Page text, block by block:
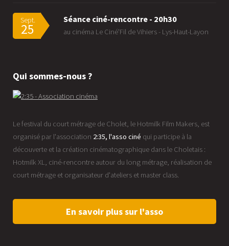
Sept.
25
Séance ciné-rencontre - 20h30
au cinéma Le Ciné'Fil de Vihiers - Lys-Haut-Layon
Qui sommes-nous ?
Le festival du court métrage de Cholet, le Hotmilk Film Makers, est
organisé par l'association 2:35, l'asso ciné qui participe à la
découverte et la création cinématographique dans le Choletais :
Hotmilk XL, ciné-rencontre autour du long métrage, réalisation de
court métrage et organisateur d'ateliers et master class.
En savoir plus sur l'asso